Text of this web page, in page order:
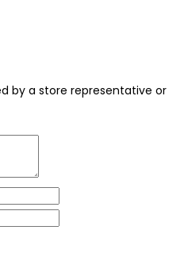
by a store representative or